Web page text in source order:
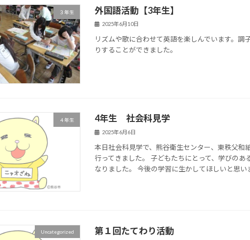
３年生 外国語活動【3年生】
2025年6月10日
リズムや歌に合わせて英語を楽しんでいます。調
りすることができました。
４年生 4年生 社会科見学
2025年6月6日
本日社会科見学で、熊谷衛生センター、東秩父和
行ってきました。 子どもたちにとって、学びのあ
なりました。 今後の学習に生かしてほしいと思い
Uncategorized 第１回たてわり活動